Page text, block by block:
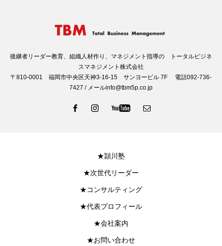
後継者リーダー教育、組織人材作り、マネジメント指導の トータルビジネ
スマネジメント株式会社
〒810-0001 福岡市中央区天神3-16-15 サンヨービル 7F 電話092-736-
7427 / メールinfo@tbm5p.co.jp
★頴川塾
★次世代リーダー
★コンサルティング
★代表プロフィール
★会社案内
★お問い合わせ